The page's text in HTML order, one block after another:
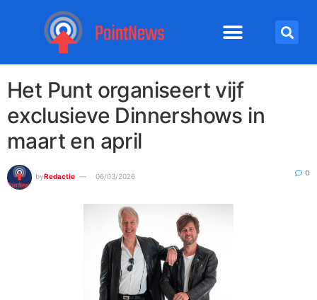
Het Punt organiseert vijf
exclusieve Dinnershows in
maart en april
byRedactie 06/03/2026 0